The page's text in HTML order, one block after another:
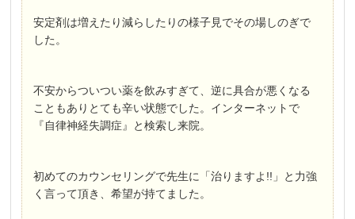
安定剤は増えたり減らしたりの様子見でその場しのぎで
した。
不安からついつい薬を飲みすぎて、逆に具合が悪くなる
こともありとても辛い状態でした。インターネットで
『自律神経失調症』と検索し来院。
初めてのカウンセリングで先生に「治りますよ!!」と力強
く言って頂き、希望が持てました。